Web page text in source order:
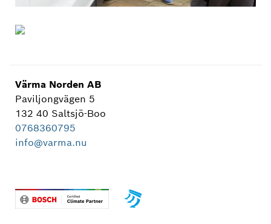
Värma Norden AB
Paviljongvägen 5
132 40 Saltsjö-Boo
0768360795
info@varma.nu